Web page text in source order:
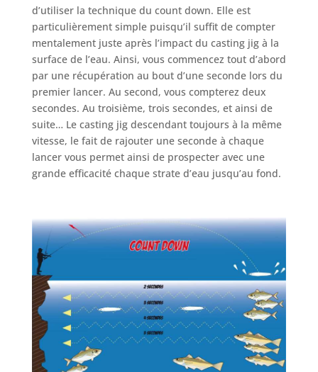
d’utiliser la technique du count down. Elle est
particulièrement simple puisqu’il suffit de compter
mentalement juste après l’impact du casting jig à la
surface de l’eau. Ainsi, vous commencez tout d’abord
par une récupération au bout d’une seconde lors du
premier lancer. Au second, vous compterez deux
secondes. Au troisième, trois secondes, et ainsi de
suite… Le casting jig descendant toujours à la même
vitesse, le fait de rajouter une seconde à chaque
lancer vous permet ainsi de prospecter avec une
grande efficacité chaque strate d’eau jusqu’au fond.